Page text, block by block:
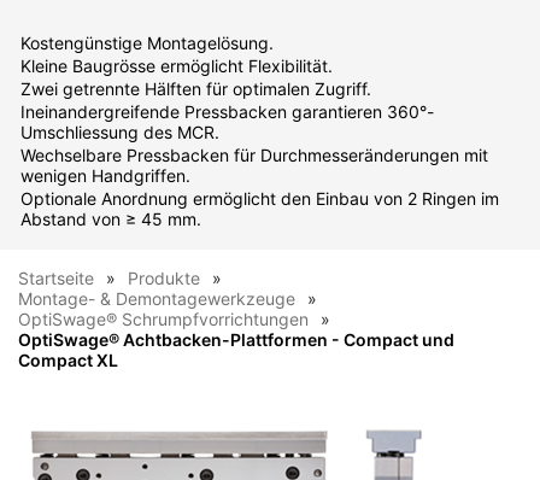
Kostengünstige Montagelösung.
Kleine Baugrösse ermöglicht Flexibilität.
Zwei getrennte Hälften für optimalen Zugriff.
Ineinandergreifende Pressbacken garantieren 360°-
Umschliessung des MCR.
Wechselbare Pressbacken für Durchmesseränderungen mit
wenigen Handgriffen.
Optionale Anordnung ermöglicht den Einbau von 2 Ringen im
Abstand von ≥ 45 mm.
Startseite
Produkte
Montage- & Demontagewerkzeuge
OptiSwage® Schrumpfvorrichtungen
OptiSwage® Achtbacken-Plattformen - Compact und
Compact XL